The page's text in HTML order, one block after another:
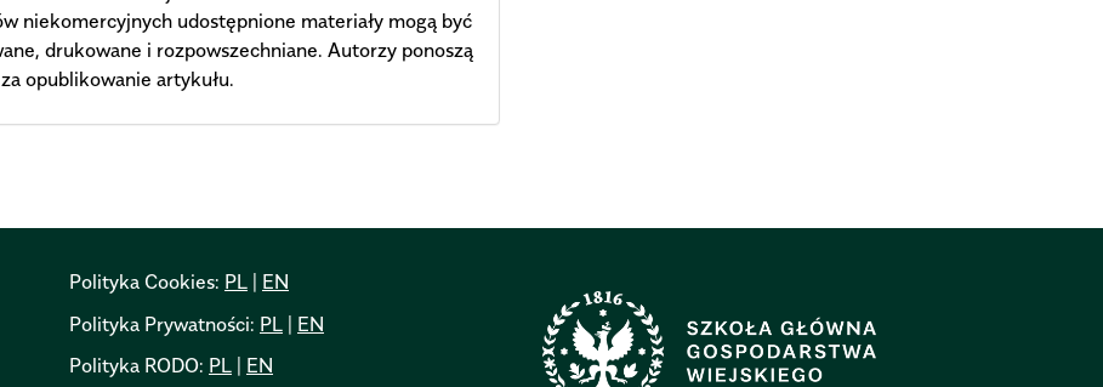
niekomercyjnych udostępnione materiały mogą być
drukowane i rozpowszechniane. Autorzy ponoszą
opublikowanie artykułu.
Polityka Cookies: PL
EN
Polityka Prywatności: PL | EN
Polityka RODO: PL EN